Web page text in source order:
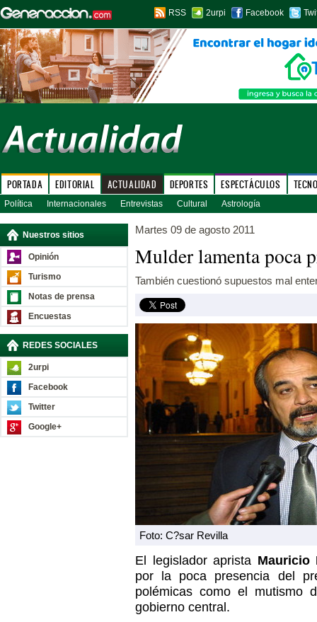
RSS 2urpi Facebook
PORTADA EDITORIAL ACTUALIDAD DEPORTES ESPECTÁCULOS
Política Internacionales Entrevistas Cultural Astrología
Nuestros sitios
Opinión
Turismo
Notas de prensa
Encuestas
REDES SOCIALES
2urpi
Facebook
Twitter
Google+
Martes 09 de agosto 2011
Mulder lamenta poca
También cuestionó supuestos mal
Foto: C?sar Revilla
El legislador aprista
por la poca presencia del
polémicas como el mutismo
gobierno central.